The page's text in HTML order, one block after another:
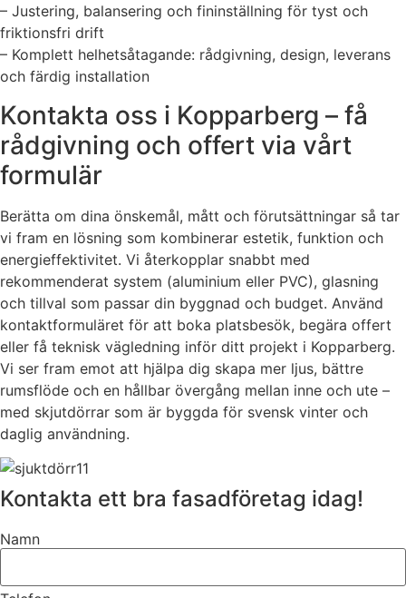
– Justering, balansering och fininställning för tyst och
friktionsfri drift
– Komplett helhetsåtagande: rådgivning, design, leverans
och färdig installation
Kontakta oss i Kopparberg – få
rådgivning och offert via vårt
formulär
Berätta om dina önskemål, mått och förutsättningar så tar
vi fram en lösning som kombinerar estetik, funktion och
energieffektivitet. Vi återkopplar snabbt med
rekommenderat system (aluminium eller PVC), glasning
och tillval som passar din byggnad och budget. Använd
kontaktformuläret för att boka platsbesök, begära offert
eller få teknisk vägledning inför ditt projekt i Kopparberg.
Vi ser fram emot att hjälpa dig skapa mer ljus, bättre
rumsflöde och en hållbar övergång mellan inne och ute –
med skjutdörrar som är byggda för svensk vinter och
daglig användning.
Kontakta ett bra fasadföretag idag!
Namn